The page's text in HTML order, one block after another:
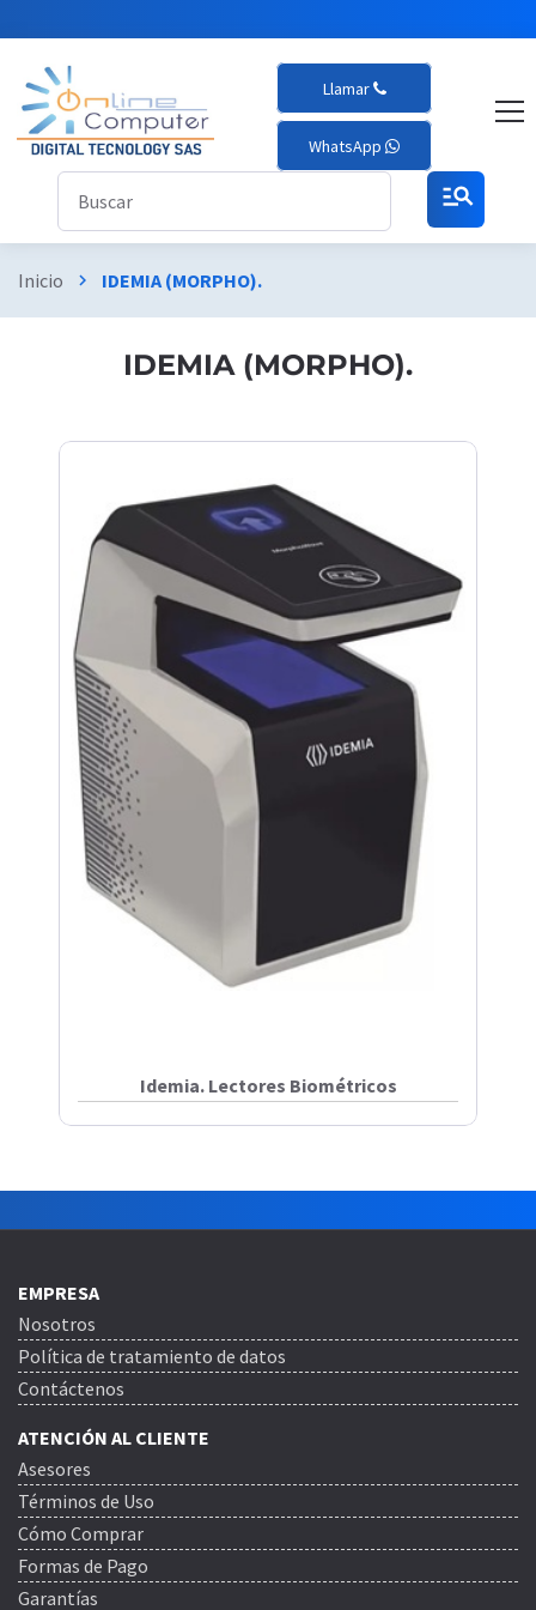
Llamar
WhatsApp
manage_search
Inicio chevron_right IDEMIA (MORPHO).
IDEMIA (MORPHO).
Idemia. Lectores Biométricos
EMPRESA
Nosotros
Política de tratamiento de datos
Contáctenos
ATENCIÓN AL CLIENTE
Asesores
Términos de Uso
Cómo Comprar
Formas de Pago
Garantías